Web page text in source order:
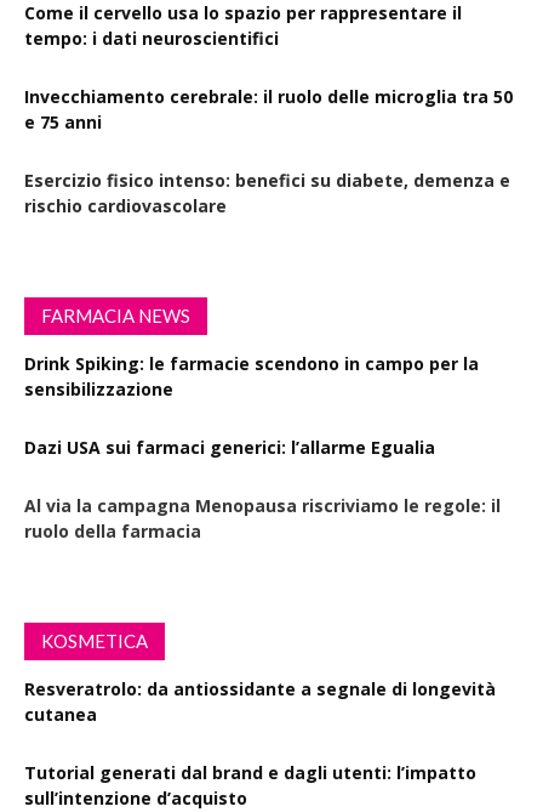
Come il cervello usa lo spazio per rappresentare il
tempo: i dati neuroscientifici
Invecchiamento cerebrale: il ruolo delle microglia tra 50
e 75 anni
Esercizio fisico intenso: benefici su diabete, demenza e
rischio cardiovascolare
FARMACIA NEWS
Drink Spiking: le farmacie scendono in campo per la
sensibilizzazione
Dazi USA sui farmaci generici: l’allarme Egualia
Al via la campagna Menopausa riscriviamo le regole: il
ruolo della farmacia
KOSMETICA
Resveratrolo: da antiossidante a segnale di longevità
cutanea
Tutorial generati dal brand e dagli utenti: l’impatto
sull’intenzione d’acquisto